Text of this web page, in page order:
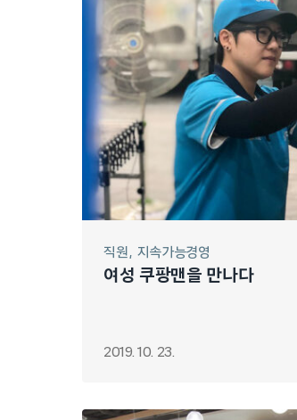
직원 지속가능경영
여성 쿠팡맨을 만나다
2019. 10. 23.